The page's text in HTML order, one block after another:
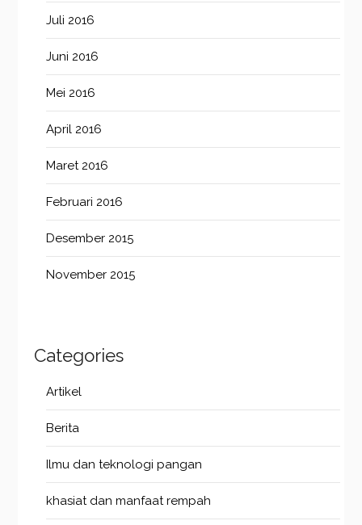
Juli 2016
Juni 2016
Mei 2016
April 2016
Maret 2016
Februari 2016
Desember 2015
November 2015
Categories
Artikel
Berita
Ilmu dan teknologi pangan
khasiat dan manfaat rempah